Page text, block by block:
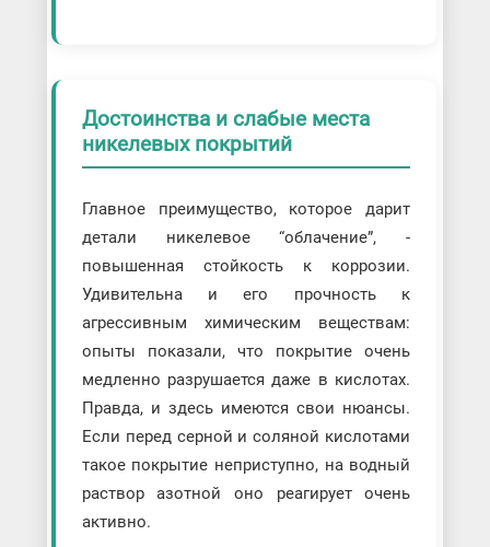
Достоинства и слабые места
никелевых покрытий
Главное преимущество, которое дарит
детали никелевое “облачение”, -
повышенная стойкость к коррозии.
Удивительна и его прочность к
агрессивным химическим веществам:
опыты показали, что покрытие очень
медленно разрушается даже в кислотах.
Правда, и здесь имеются свои нюансы.
Если перед серной и соляной кислотами
такое покрытие неприступно, на водный
раствор азотной оно реагирует очень
активно.